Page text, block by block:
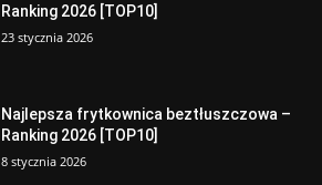
Ranking 2026 [TOP10]
23 stycznia 2026
Najlepsza frytkownica beztłuszczowa –
Ranking 2026 [TOP10]
8 stycznia 2026